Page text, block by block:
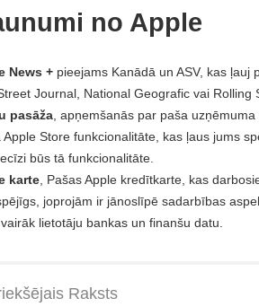
no Apple
News + pieejams Kanādā un ASV, kas
Journal, National Geografic vai Rolling
pasāža , apņemšanās par paša
Apple Store funkcionalitāte, kas ļaus jums
būs tā funkcionalitāte.
karte , Pašas Apple kredītkarte, kas
joprojām ir jānoslīpē sadarbības
lietotāju bankas un finanšu datu.
Raksts